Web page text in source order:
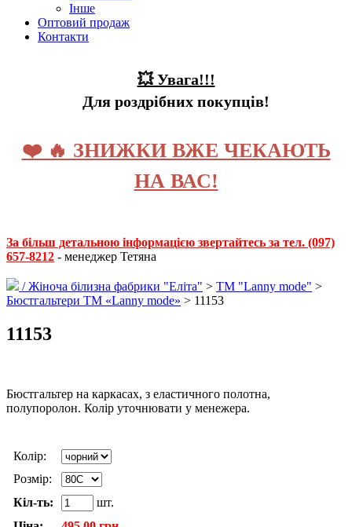
Інше
Оптовий продаж
Контакти
💥 Увага!!!
Для роздрібних покупців!
❤️ 🔥 ЗНИЖКИ ВЖЕ ЧЕКАЮТЬ
НА ВАС!
За більш детальною інформацією звертайтесь за тел. (097)
657-8212 - менеджер Тетяна
/Жіноча білизна фабрики "Еліта" > ТМ "Lanny mode" >
Бюстгальтери TМ «Lanny mode» > 11153
11153
Бюстгальтер на каркасах, з еластичного полотна,
полупоролон. Колір уточнювати у менежера.
Колір:
Розмір:
Кіл-ть:
шт.